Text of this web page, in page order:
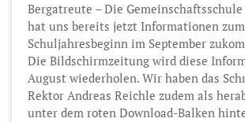
Bergatreute – Die
hat uns bereits jetzt Informationen zum
Schuljahresbeginn im September
Die Bildschirmzeitung wird diese
August wiederholen. Wir haben das
Rektor Andreas Reichle zudem als
unter dem roten Download-Balken